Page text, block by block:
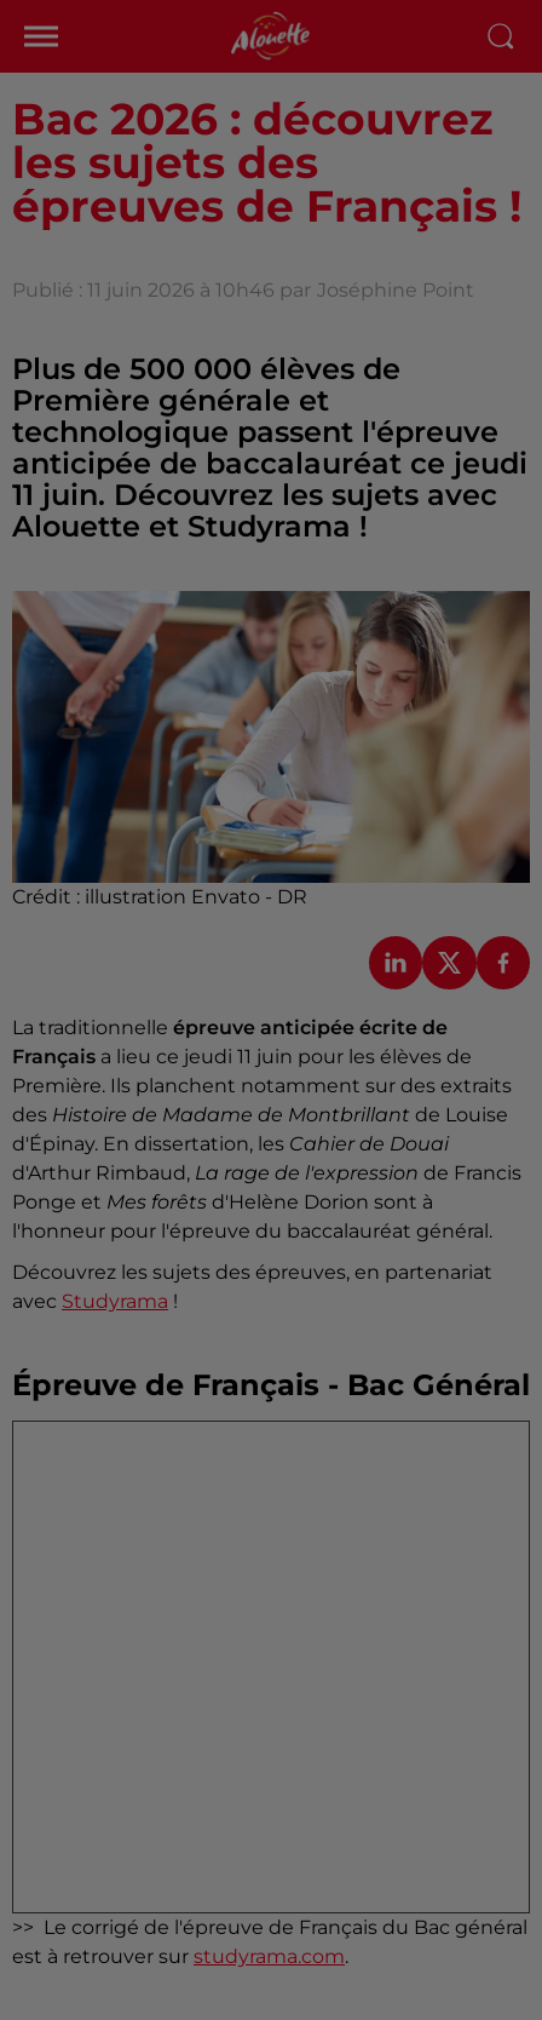
Bac 2026 : découvrez
les sujets des
épreuves de Français !
Publié : 11 juin 2026 à 10h46 par Joséphine Point
Plus de 500 000 élèves de
Première générale et
technologique passent l'épreuve
anticipée de baccalauréat ce jeudi
11 juin. Découvrez les sujets avec
Alouette et Studyrama !
Crédit : illustration Envato - DR
La traditionnelle épreuve anticipée écrite de
Français a lieu ce jeudi 11 juin pour les élèves de
Première. Ils planchent notamment sur des extraits
des Histoire de Madame de Montbrillant de Louise
d'Épinay. En dissertation, les Cahier de Douai
d'Arthur Rimbaud, La rage de l'expression de Francis
Ponge et Mes forêts d'Helène Dorion sont à
l'honneur pour l'épreuve du baccalauréat général.
Découvrez les sujets des épreuves, en partenariat
avec Studyrama !
Épreuve de Français - Bac Général
>> Le corrigé de l'épreuve de Français du Bac général
est à retrouver sur studyrama.com.